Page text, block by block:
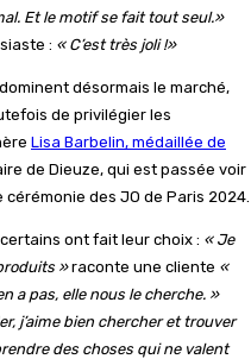
Et le motif se fait tout seul.»
: « C’est très joli !»
désormais le marché,
de privilégier les
Lisa Barbelin, médaillée de
de Dieuze, qui est passée voir
des JO de Paris 2024.
ont fait leur choix : « Je
»raconte une cliente «
a pas, elle nous le cherche. »
j’aime bien chercher et trouver
des choses qui ne valent